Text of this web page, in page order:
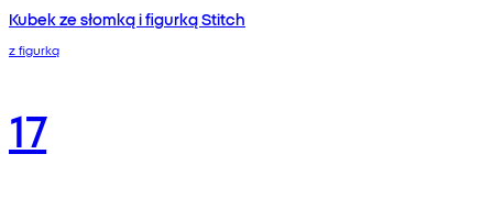
Kubek ze słomką i figurką Stitch
z figurką
17